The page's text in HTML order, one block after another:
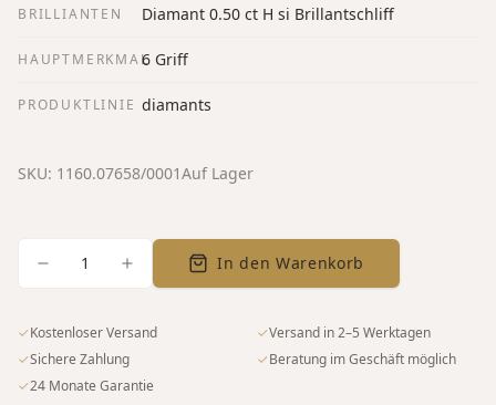
BRILLIANTEN Diamant 0.50 ct H si Brillantschliff
HAUPTMERKMAL6 Griff
PRODUKTLINIE diamants
SKU: 1160.07658/0001Auf Lager
1 In den Warenkorb
✓Kostenloser Versand ✓Versand in 2–5 Werktagen
✓Sichere Zahlung ✓Beratung im Geschäft möglich
✓24 Monate Garantie